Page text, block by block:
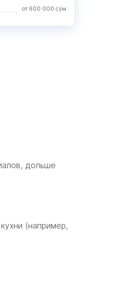
от 600 000 сўм
дольше
(например,